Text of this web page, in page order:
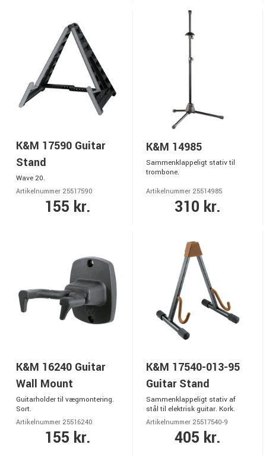
K&M 17590 Guitar
Stand
Wave 20.
Artikelnummer 25517590
155 kr.
K&M 14985
Sammenklappeligt stativ til
trombone.
Artikelnummer 25514985
310 kr.
K&M 16240 Guitar
Wall Mount
Guitarholder til vægmontering.
Sort.
Artikelnummer 25516240
155 kr.
K&M 17540-013-95
Guitar Stand
Sammenklappeligt stativ af
stål til elektrisk guitar. Kork.
Artikelnummer 25517540-9
405 kr.